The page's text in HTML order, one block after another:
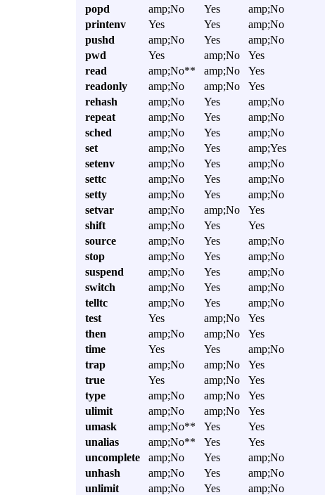
popd
amp;No Yes
amp;No
printenv
Yes Yes
amp;No
pushd
amp;No Yes
amp;No
pwd
Yes amp;No
Yes
read
amp;No** amp;No
Yes
readonly
amp;No amp;No
Yes
rehash
amp;No Yes
amp;No
repeat
amp;No Yes
amp;No
sched
amp;No Yes
amp;No
set
amp;No Yes
amp;Yes
setenv
amp;No Yes
amp;No
settc
amp;No Yes
amp;No
setty
amp;No Yes
amp;No
setvar
amp;No amp;No
Yes
shift
amp;No Yes
Yes
source
amp;No Yes
amp;No
stop
amp;No Yes
amp;No
suspend
amp;No Yes
amp;No
switch
amp;No Yes
amp;No
telltc
amp;No Yes
amp;No
test
Yes amp;No
Yes
then
amp;No amp;No
Yes
time
Yes Yes
amp;No
trap
amp;No amp;No
Yes
true
Yes amp;No
Yes
type
amp;No amp;No
Yes
ulimit
amp;No amp;No
Yes
umask
amp;No** Yes
Yes
unalias
amp;No** Yes
Yes
uncomplete
amp;No Yes
amp;No
unhash
amp;No Yes
amp;No
unlimit
amp;No Yes
amp;No